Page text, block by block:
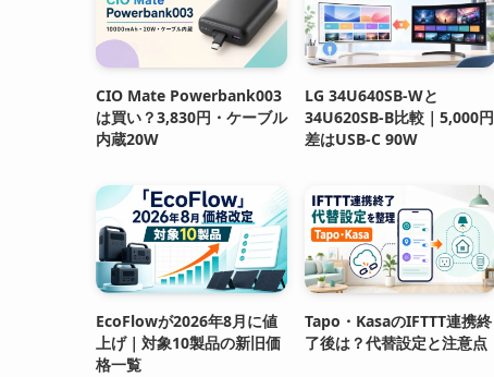
CIO Mate Powerbank003
は買い？3,830円・ケーブル
内蔵20W
LG 34U640SB-Wと
34U620SB-B比較｜5,000円
差はUSB-C 90W
EcoFlowが2026年8月に値
上げ｜対象10製品の新旧価
格一覧
Tapo・KasaのIFTTT連携終
了後は？代替設定と注意点